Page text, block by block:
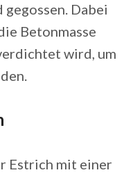
Dabei
Betonmasse
wird, um
Estrich mit einer